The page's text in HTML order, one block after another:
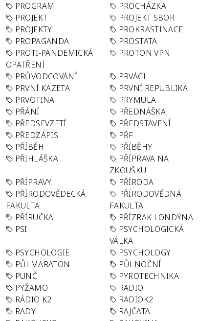
PROGRAM
PROCHÁZKA
PROJEKT
PROJEKT SBOR
PROJEKTY
PROKRASTINACE
PROPAGANDA
PROSTATA
PROTI-PANDEMICKÁ
OPATŘENÍ
PROTON VPN
PRŮVODCOVÁNÍ
PRVÁCI
PRVNÍ KAZETA
PRVNÍ REPUBLIKA
PRVOTINA
PRYMULA
PŘÁNÍ
PŘEDNÁŠKA
PŘEDSEVZETÍ
PŘEDSTAVENÍ
PŘEDZÁPIS
PŘF
PŘÍBĚH
PŘÍBĚHY
PŘIHLÁŠKA
PŘÍPRAVA NA
ZKOUŠKU
PŘÍPRAVY
PŘÍRODA
PŘÍRODOVĚDECKÁ
FAKULTA
PŘÍRODOVĚDNÁ
FAKULTA
PŘÍRUČKA
PŘÍZRAK LONDÝNA
PSI
PSYCHOLOGICKÁ
VÁLKA
PSYCHOLOGIE
PSYCHOLOGY
PŮLMARATON
PŮLNOČNÍ
PUNČ
PYROTECHNIKA
PYŽAMO
RADIO
RÁDIO K2
RADIOK2
RADY
RAJČATA